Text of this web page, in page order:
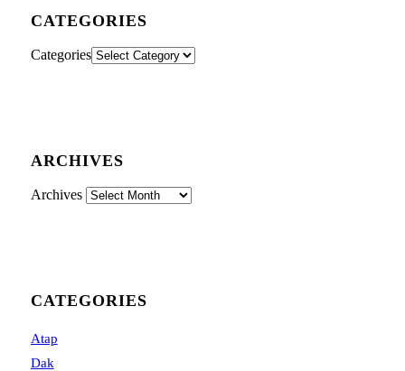
CATEGORIES
Categories
ARCHIVES
Archives
CATEGORIES
Atap
Dak